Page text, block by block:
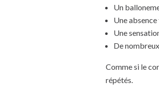
Un
Une
Une
De
Comme si le
répétés.